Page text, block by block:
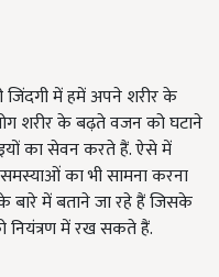
में हमें अपने शरीर के
शरीर के बढ़ते वजन को घटाने
का सेवन करते हैं. ऐसे में
समस्याओं का भी सामना करना
में बताने जा रहे हैं जिसके
में रख सकते हैं.